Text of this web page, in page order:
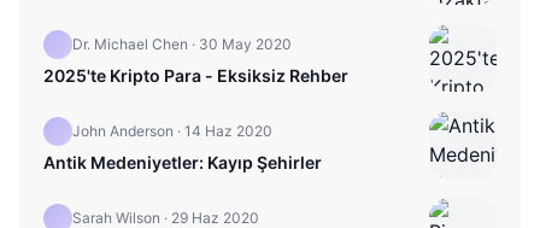
Dr. Michael Chen · 30 May 2020
2025'te Kripto Para - Eksiksiz Rehber
John Anderson · 14 Haz 2020
Antik Medeniyetler: Kayıp Şehirler
Sarah Wilson · 29 Haz 2020